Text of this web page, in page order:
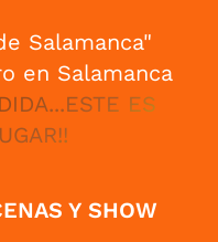
Salamanca"
en Salamanca
ES
Y SHOW